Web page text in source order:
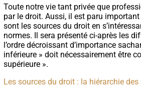
Toute notre vie tant privée que
par le droit. Aussi, il est paru
sont les sources du droit en
normes. Il sera présenté ci-après les
l’ordre décroissant d’importance
inférieure » doit nécessairement être
supérieure ».
Les sources du droit : la hiérarchie des